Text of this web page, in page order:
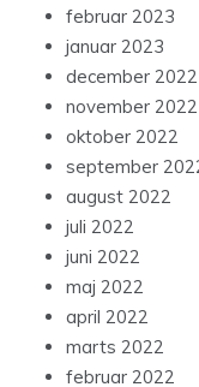
februar 2023
januar 2023
december 2022
november 2022
oktober 2022
september
august 2022
juli 2022
juni 2022
maj 2022
april 2022
marts 2022
februar 2022